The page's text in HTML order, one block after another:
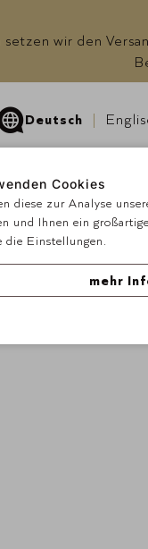
wir den
Deutsch
Angebote
Cookies
diese zur Analyse
und Ihnen ein
die Einstellungen.
mehr